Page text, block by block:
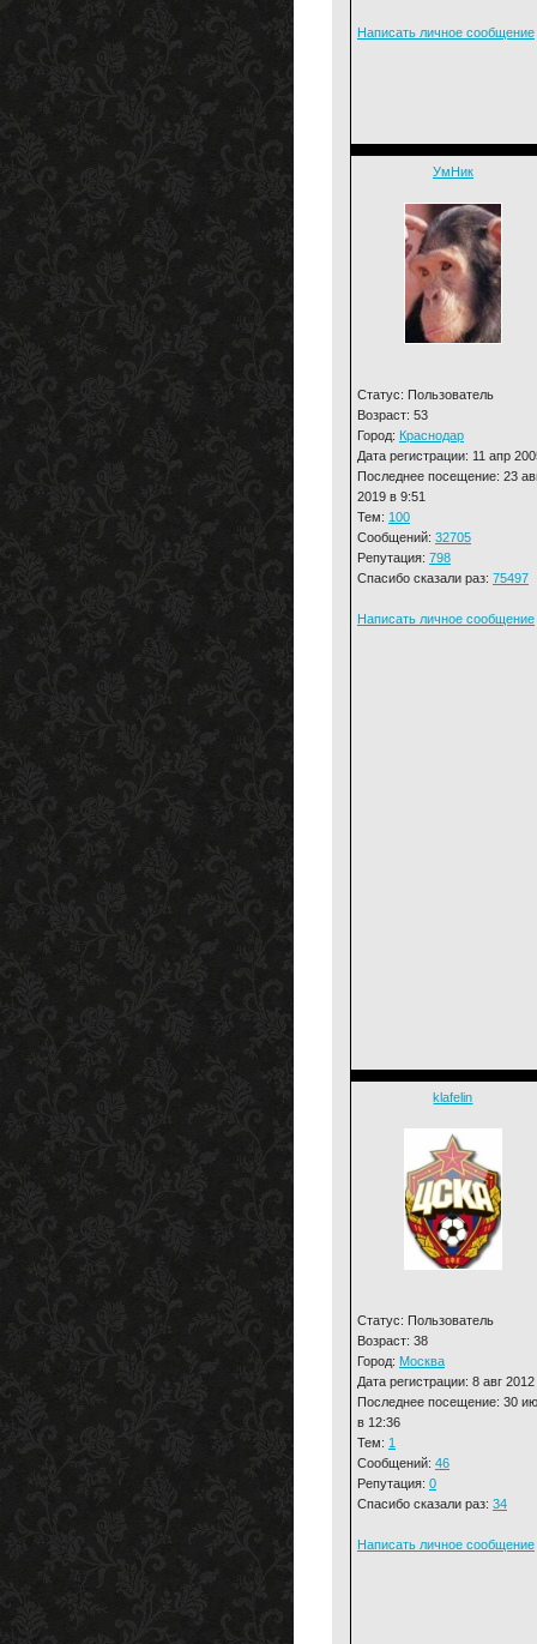
Написать личное сообщение
УмНик
Статус: Пользователь
Возраст: 53
Город: Краснодар
Дата регистрации: 11 апр
Последнее посещение: 23
2019 в 9:51
Тем: 100
Сообщений: 32705
Репутация: 798
Спасибо сказали раз: 75497
Написать личное сообщение
klafelin
Статус: Пользователь
Возраст: 38
Город: Москва
Дата регистрации: 8 авг 2012
Последнее посещение: 30
в 12:36
Тем: 1
Сообщений: 46
Репутация: 0
Спасибо сказали раз: 34
Написать личное сообщение